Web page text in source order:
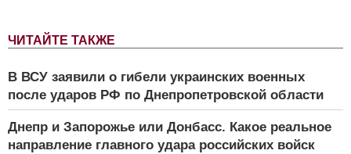
ЧИТАЙТЕ ТАКЖЕ
В ВСУ заявили о гибели украинских военных
после ударов РФ по Днепропетровской области
Днепр и Запорожье или Донбасс. Какое реальное
направление главного удара российских войск